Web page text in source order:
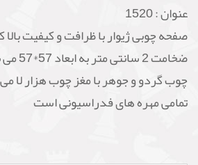
عنوان :1520
ضخامت
چوب گردو و جوهر با مغز چوب هزار لا
تمامی مهره های فدراسیونی است